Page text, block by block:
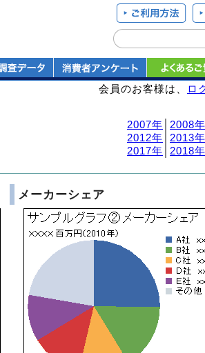
会員のお客様は、 ロ
2007年 2008年
2012年
2013年
2017年
2018年
メーカーシェア